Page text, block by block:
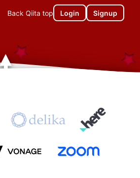
Back Qiita top Login Signup